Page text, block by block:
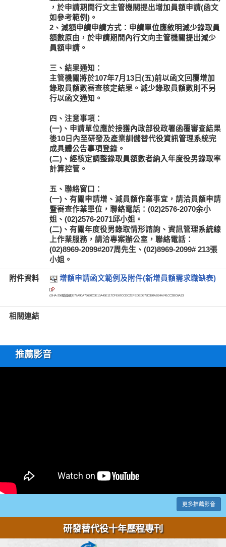
，於申請期間行文主管機關提出增加員額申請(函文
如參考範例)。
2、減額申請申請方式：申請單位應敘明減少錄取員
額數原由，於申請期間內行文向主管機關提出減少
員額申請。
三、結果通知：
主管機關將於107年7月13日(五)前以函文回覆增加
錄取員額數審查核定結果。減少錄取員額數則不另
行以函文通知。
四、注意事項：
(一)、申請單位應於接獲內政部役政署函覆審查結果
後10日內至研發及產業訓儲替代役資訊管理系統完
成具體公告事項登錄。
(二)、經核定調整錄取員額數者納入年度役男錄取率
計算控管。
五、聯絡窗口：
(一)、有關申請增、減員額作業事宜，請洽員額申請
暨審查作業單位，聯絡電話：(02)2576-2070余小
姐、(02)2576-2071邱小姐。
(二)、有關年度役男錄取情形諮詢、資訊管理系統線
上作業服務，請洽專案辦公室，聯絡電話：
(02)8969-2099#207周先生、(02)8969-2099# 213張
小姐。
附件資料 增額申請函文範例及附件(新增員額需求職缺表)
(SHA-256驗證碼)E79A90A76630C0E10A45E117CFE67CCDC2EFEDED578D380AB24A741CC2BC6A33
相關連結
推薦影音
更多推薦影音
研發替代役十年歷程專刊